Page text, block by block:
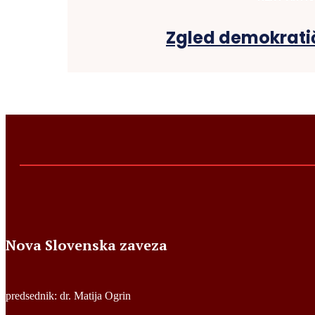
Zgled
Nova Slovenska zaveza
predsednik: dr. Matija Ogrin